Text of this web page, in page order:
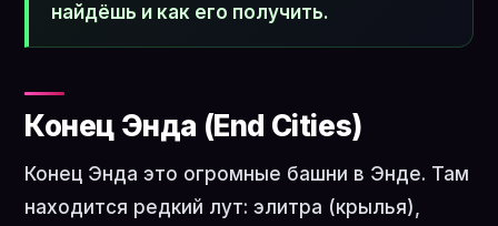
найдёшь и как его получить.
Конец Энда (End Cities)
Конец Энда это огромные башни в Энде. Там
находится редкий лут: элитра (крылья),